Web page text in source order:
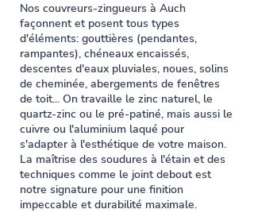
Nos couvreurs-zingueurs à Auch
façonnent et posent tous types
d'éléments: gouttières (pendantes,
rampantes), chéneaux encaissés,
descentes d'eaux pluviales, noues, solins
de cheminée, abergements de fenêtres
de toit... On travaille le zinc naturel, le
quartz-zinc ou le pré-patiné, mais aussi le
cuivre ou l'aluminium laqué pour
s'adapter à l'esthétique de votre maison.
La maîtrise des soudures à l'étain et des
techniques comme le joint debout est
notre signature pour une finition
impeccable et durabilité maximale.